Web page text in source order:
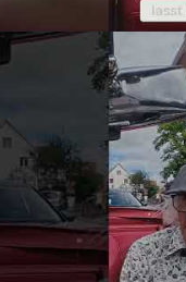
Opel Blitz zum
Mannheimer